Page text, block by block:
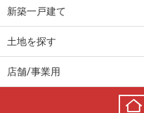
新築一戸建て
土地を探す
店舗/事業用